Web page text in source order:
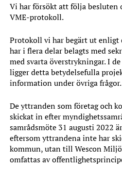
Vi har försökt att följa besluten
VME-protokoll.
Protokoll vi har begärt ut
har i flera delar belagts med
med svarta överstrykningar. I
ligger detta betydelsefulla
information under övriga frågor.
De yttranden som företag och
skickat in efter
samrådsmöte 31 augusti 2022
eftersom yttrandena inte har
kommun, utan till Wescon
omfattas av